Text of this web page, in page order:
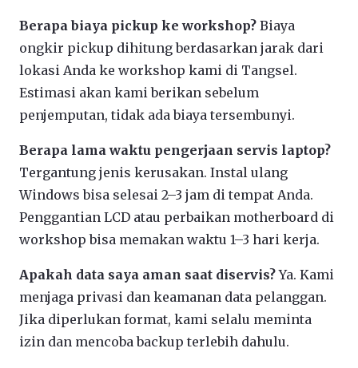
Berapa biaya pickup ke workshop? Biaya
ongkir pickup dihitung berdasarkan jarak dari
lokasi Anda ke workshop kami di Tangsel.
Estimasi akan kami berikan sebelum
penjemputan, tidak ada biaya tersembunyi.
Berapa lama waktu pengerjaan servis laptop?
Tergantung jenis kerusakan. Instal ulang
Windows bisa selesai 2–3 jam di tempat Anda.
Penggantian LCD atau perbaikan motherboard di
workshop bisa memakan waktu 1–3 hari kerja.
Apakah data saya aman saat diservis?Ya. Kami
menjaga privasi dan keamanan data pelanggan.
Jika diperlukan format, kami selalu meminta
izin dan mencoba backup terlebih dahulu.